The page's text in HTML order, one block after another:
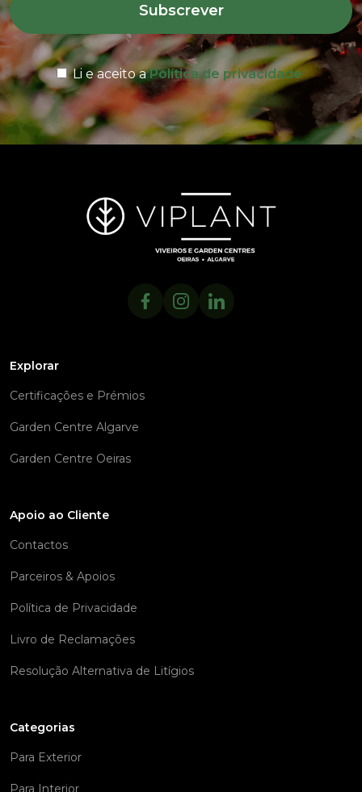
Subscrever
Li e aceito aPolítica de privacidade
Explorar
Certificações e Prémios
Garden Centre Algarve
Garden Centre Oeiras
Apoio ao Cliente
Contactos
Parceiros & Apoios
Política de Privacidade
Livro de Reclamações
Resolução Alternativa de Litígios
Categorias
Para Exterior
Para Interior